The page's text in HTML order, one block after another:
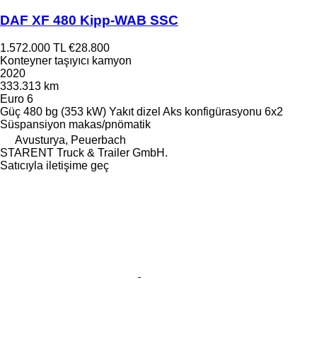
DAF XF 480 Kipp-WAB SSC
1.572.000 TL €28.800
Konteyner taşıyıcı kamyon
2020
333.313 km
Euro 6
Güç 480 bg (353 kW) Yakıt dizel Aks konfigürasyonu 6x2
Süspansiyon makas/pnömatik
Avusturya, Peuerbach
STARENT Truck & Trailer GmbH.
Satıcıyla iletişime geç